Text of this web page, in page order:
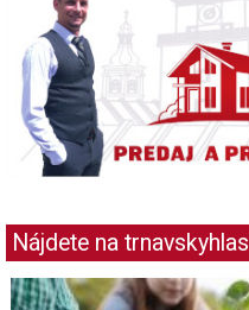
Nájdete na